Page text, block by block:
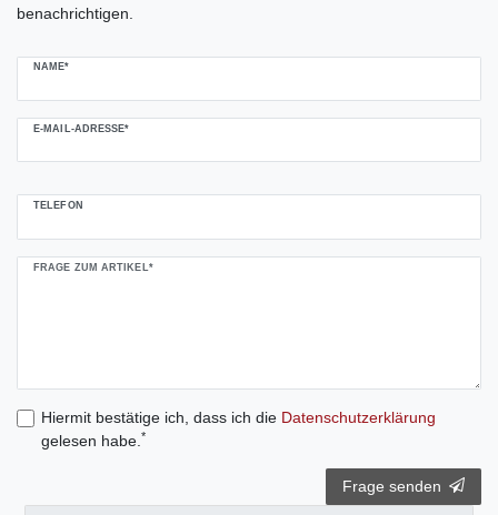
benachrichtigen.
NAME*
E-MAIL-ADRESSE*
TELEFON
FRAGE ZUM ARTIKEL*
Hiermit bestätige ich, dass ich die Daten­schutz­erklärung
gelesen habe. *
Frage senden